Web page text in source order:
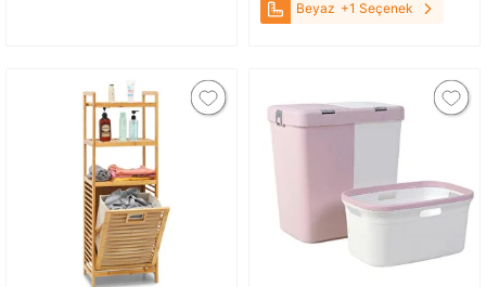
Beyaz +1 Seçenek